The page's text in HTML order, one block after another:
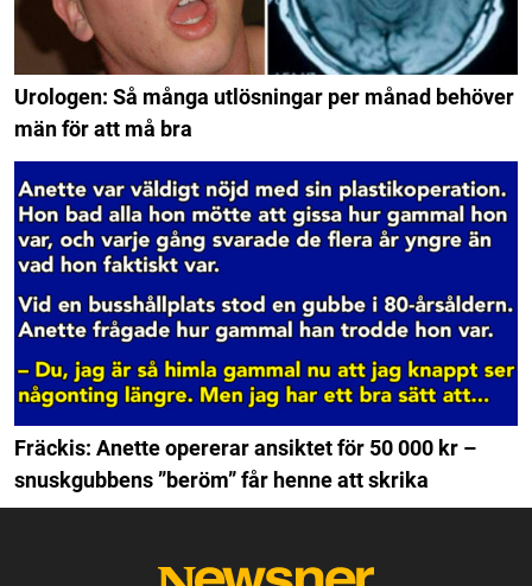
Urologen: Så många utlösningar per månad behöver
män för att må bra
Fräckis: Anette opererar ansiktet för 50 000 kr –
snuskgubbens ”beröm” får henne att skrika